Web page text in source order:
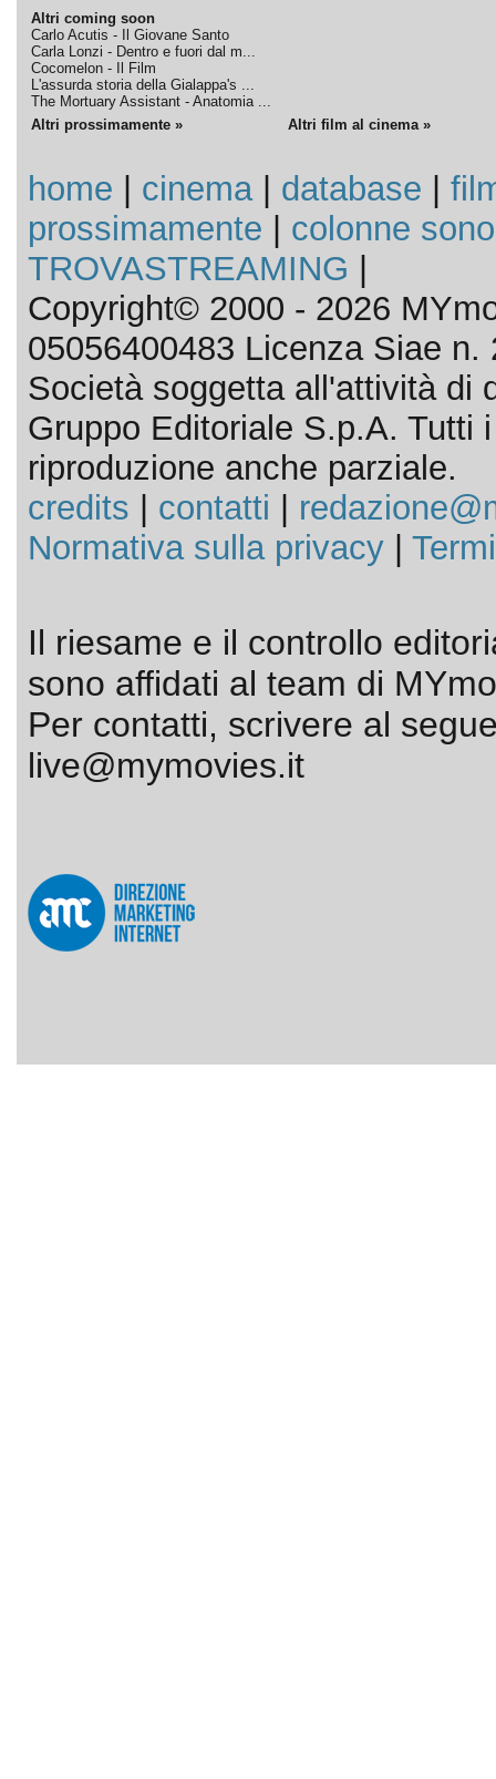
Altri coming soon
Carlo Acutis - Il Giovane Santo
Carla Lonzi - Dentro e fuori dal m...
Cocomelon - Il Film
L'assurda storia della Gialappa's ...
The Mortuary Assistant - Anatomia ...
Altri prossimamente » Altri film al cinema »
home cinema| database
prossimamente
colonne
TROVASTREAMING
Copyright© 2000 - 2026
05056400483 Licenza Siae n.
Società soggetta all'attività di
Gruppo Editoriale S.p.A. Tutti
riproduzione anche parziale.
credits
contatti
Normativa sulla privacy|
Il riesame e il controllo
sono affidati al team di
Per contatti, scrivere al
live@mymovies.it